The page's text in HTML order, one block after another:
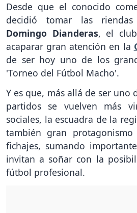
Desde que el conocido
decidió tomar las
Domingo Dianderas, el
acaparar gran atención en la
de ser hoy uno de los
'Torneo del Fútbol Macho'.
Y es que, más allá de ser uno
partidos se vuelven más
sociales, la escuadra de la
también gran
fichajes, sumando
invitan a soñar con la
fútbol profesional.